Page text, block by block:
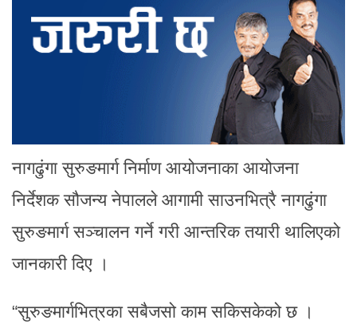
नागढुंगा सुरुङमार्ग निर्माण आयोजनाका आयोजना
निर्देशक सौजन्य नेपालले आगामी साउनभित्रै नागढुंगा
सुरुङमार्ग सञ्चालन गर्ने गरी आन्तरिक तयारी थालिएको
जानकारी दिए ।
“सुरुङमार्गभित्रका सबैजसो काम सकिसकेको छ ।